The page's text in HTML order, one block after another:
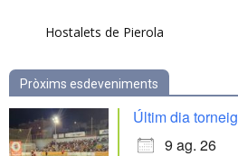
Hostalets de Pierola
Pròxims esdeveniments
Últim dia torneig
9 ag. 26